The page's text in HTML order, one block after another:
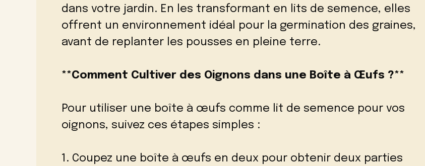
dans votre jardin. En les transformant en lits de semence, elles
offrent un environnement idéal pour la germination des graines,
avant de replanter les pousses en pleine terre.
**Comment Cultiver des Oignons dans une Boîte à Œufs ?**
Pour utiliser une boîte à œufs comme lit de semence pour vos
oignons, suivez ces étapes simples :
1. Coupez une boîte à œufs en deux pour obtenir deux parties